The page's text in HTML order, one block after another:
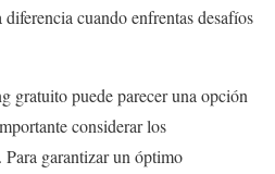
cuando enfrentas desafíos
gratuito puede parecer una opción
considerar los
garantizar un óptimo